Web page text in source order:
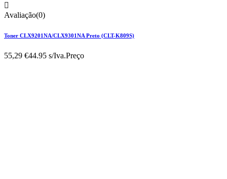

Avaliação(0)
Toner CLX9201NA/CLX9301NA Preto (CLT-K809S)
55,29 €44.95 s/Iva.Preço